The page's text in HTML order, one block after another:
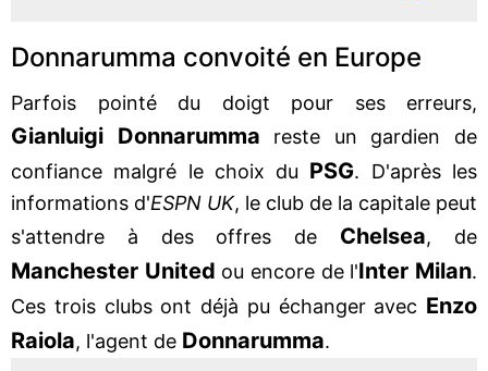
Donnarumma convoité en Europe
Parfois pointé du doigt pour ses erreurs,
Gianluigi Donnarumma reste un gardien de
confiance malgré le choix du PSG. D'après les
informations d'ESPN UK, le club de la capitale peut
s'attendre à des offres de Chelsea, de
Manchester United ou encore de l'Inter Milan.
Ces trois clubs ont déjà pu échanger avec Enzo
Raiola, l'agent de Donnarumma.